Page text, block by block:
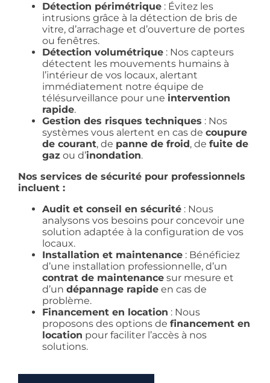
Détection périmétrique : Évitez les
intrusions grâce à la détection de bris de
vitre, d’arrachage et d’ouverture de portes
ou fenêtres.
Détection volumétrique : Nos capteurs
détectent les mouvements humains à
l’intérieur de vos locaux, alertant
immédiatement notre équipe de
télésurveillance pour une intervention
rapide.
Gestion des risques techniques : Nos
systèmes vous alertent en cas de coupure
de courant, de panne de froid, de fuite de
gaz ou d’inondation.
Nos services de sécurité pour professionnels
incluent :
Audit et conseil en sécurité : Nous
analysons vos besoins pour concevoir une
solution adaptée à la configuration de vos
locaux.
Installation et maintenance : Bénéficiez
d’une installation professionnelle, d’un
contrat de maintenance sur mesure et
d’un dépannage rapide en cas de
problème.
Financement en location : Nous
proposons des options de financement en
location pour faciliter l’accès à nos
solutions.